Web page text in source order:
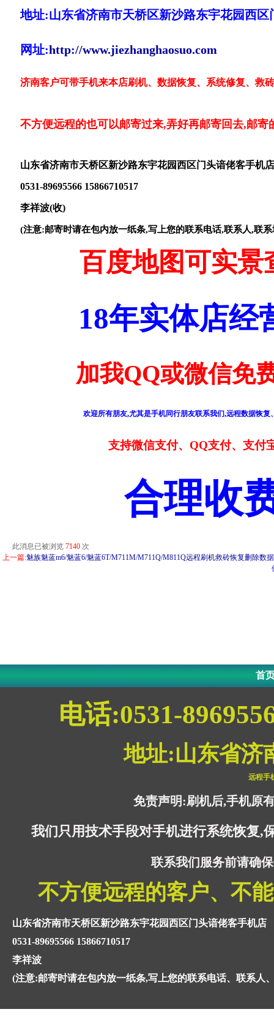
地址:山东省济南市天桥区新沙路东宇花园西区
网址:http://www.jiezhanghaosuo.com
济南客户可带手机来本店刷机、数据恢复、系统修复、救
不方便远程的也可以邮寄过来,弄好再邮寄回去,邮寄
山东省济南市天桥区新沙路东宇花园西区门头谙佬客手机店
0531-89695566 15866710517
李祥波(收)
(注意:邮寄时请在包内放一纸条,写上您的联系电话,联系人,联
百度地图可实景
18年实体店经
加我QQ或微信免
欢迎所有朋友,尤其是手机同行朋友联系我们,远程数据恢
支持微信支付、QQ支付、支付
合理收
此消息已被浏览 7140 次
上一篇:魅族魅蓝m6/魅蓝6/魅蓝6T/M711M/M711Q/M811Q远程刷机救砖恢复删除数
首
电话:0531-
地址:山东省济
远程手
免责声明:刷机后,手机原
我们只用技术手段对手机进行系统恢复,
联系我们服务前请确
不方便远程的客户、不
山东省济南市天桥区新沙路东宇花园西区门头谙佬客手机店
0531-89695566 15866710517
李祥波
(注意:邮寄时请在包内放一纸条,写上您的联系电话、联系人